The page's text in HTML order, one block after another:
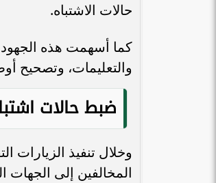
حالات الاشتباه.
كما أسهمت هذه
والتعليمات، وتصحيح
ضبط حالات
المخالفين إلى الجهات